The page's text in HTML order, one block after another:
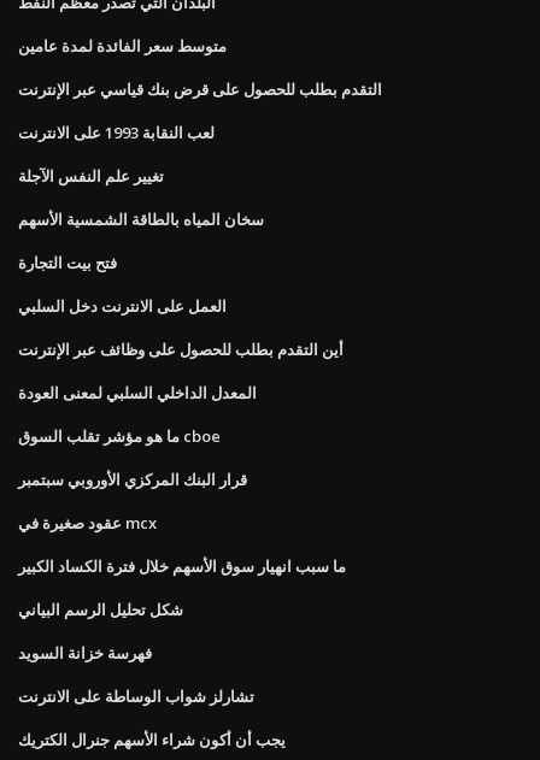
متوسط ​​سعر الفائدة لمدة عامين
التقدم بطلب للحصول على قرض بنك قياسي عبر الإنترنت
لعب النقابة 1993 على الانترنت
تغيير علم النفس الآجلة
سخان المياه بالطاقة الشمسية الأسهم
فتح بيت التجارة
العمل على الانترنت دخل السلبي
أين التقدم بطلب للحصول على وظائف عبر الإنترنت
المعدل الداخلي السلبي لمعنى العودة
ما هو مؤشر تقلب السوق cboe
قرار البنك المركزي الأوروبي سبتمبر
عقود صغيرة في mcx
ما سبب انهيار سوق الأسهم خلال فترة الكساد الكبير
شكل تحليل الرسم البياني
فهرسة خزانة السويد
تشارلز شواب الوساطة على الانترنت
يجب أن أكون شراء الأسهم جنرال الكتريك